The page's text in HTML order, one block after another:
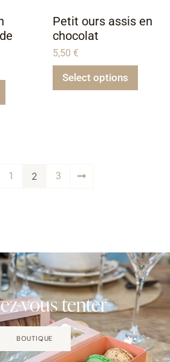
Petit ours assis en
chocolat
5,50 €
Select options
1 2 3
vous tenter
BOUTIQUE